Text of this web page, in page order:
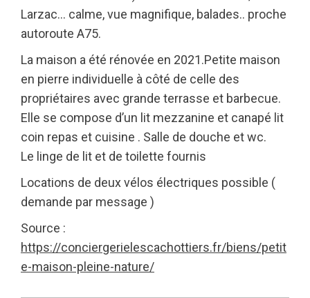
Larzac… calme, vue magnifique, balades.. proche
autoroute A75.
La maison a été rénovée en 2021.Petite maison
en pierre individuelle à côté de celle des
propriétaires avec grande terrasse et barbecue.
Elle se compose d’un lit mezzanine et canapé lit
coin repas et cuisine . Salle de douche et wc.
Le linge de lit et de toilette fournis
Locations de deux vélos électriques possible (
demande par message )
Source :
https://conciergerielescachottiers.fr/biens/petit
e-maison-pleine-nature/